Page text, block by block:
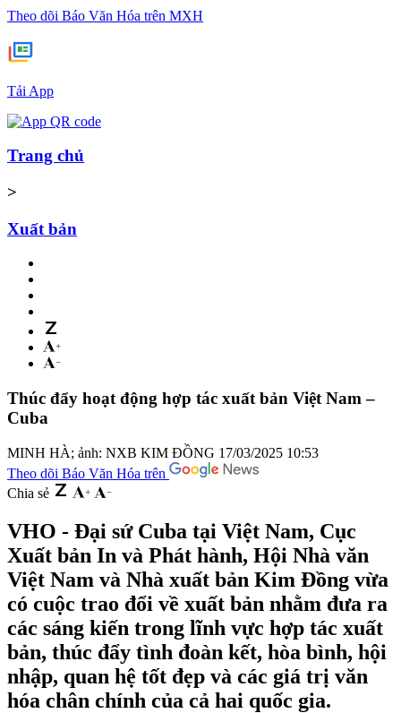
Theo dõi Báo Văn Hóa trên MXH
Tải App
Trang chủ
>
Xuất bản
Thúc đẩy hoạt động hợp tác xuất bản Việt Nam –
Cuba
MINH HÀ; ảnh: NXB KIM ĐỒNG 17/03/2025 10:53
Theo dõi Báo Văn Hóa trên
Chia sẻ
VHO - Đại sứ Cuba tại Việt Nam, Cục
Xuất bản In và Phát hành, Hội Nhà văn
Việt Nam và Nhà xuất bản Kim Đồng vừa
có cuộc trao đổi về xuất bản nhằm đưa ra
các sáng kiến trong lĩnh vực hợp tác xuất
bản, thúc đẩy tình đoàn kết, hòa bình, hội
nhập, quan hệ tốt đẹp và các giá trị văn
hóa chân chính của cả hai quốc gia.